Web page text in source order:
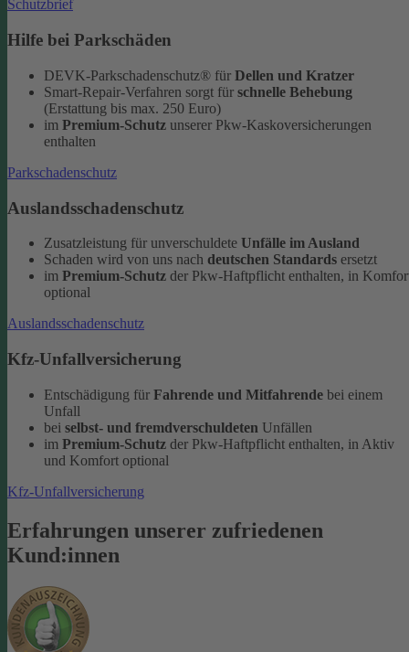
Schutzbrief
Hilfe bei Parkschäden
DEVK-Parkschadenschutz® für Dellen und Kratzer
Smart-Repair-Verfahren sorgt für schnelle Behebung
(Erstattung bis max. 250 Euro)
im Premium-Schutz unserer Pkw-Kaskoversicherungen
enthalten
Parkschadenschutz
Auslandsschadenschutz
Zusatzleistung für unverschuldete Unfälle im Ausland
Schaden wird von uns nach deutschen Standards ersetzt
im Premium-Schutz der Pkw-Haftpflicht enthalten, in
optional
Auslandsschadenschutz
Kfz-Unfallversicherung
Entschädigung für Fahrende und Mitfahrende bei einem
Unfall
bei selbst- und fremdverschuldeten Unfällen
im Premium-Schutz der Pkw-Haftpflicht enthalten, in Aktiv
und Komfort optional
Kfz-Unfallversicherung
Erfahrungen unserer zufriedenen
Kund:innen